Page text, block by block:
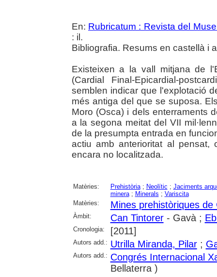
En: Rubricatum : Revista del
: il.
Bibliografia. Resums en castellà i
Existeixen a la vall mitjana de
(Cardial Final-Epicardial-
semblen indicar que l'explotació
més antiga del que se suposa.
Moro (Osca) i dels enterraments
a la segona meitat del VII
de la presumpta entrada en
actiu amb anterioritat al
encara no localitzada.
Matèries: Prehistòria; Neolític ; Jaciments
minera; Minerals ; Variscita
Matèries:
Mines prehistòriques de
Àmbit: Can Tintorer- Gavà ;
Cronologia: [2011]
Autors add.: Utrilla Miranda, Pilar;
Autors add.: Congrés Internacional
Bellaterra )